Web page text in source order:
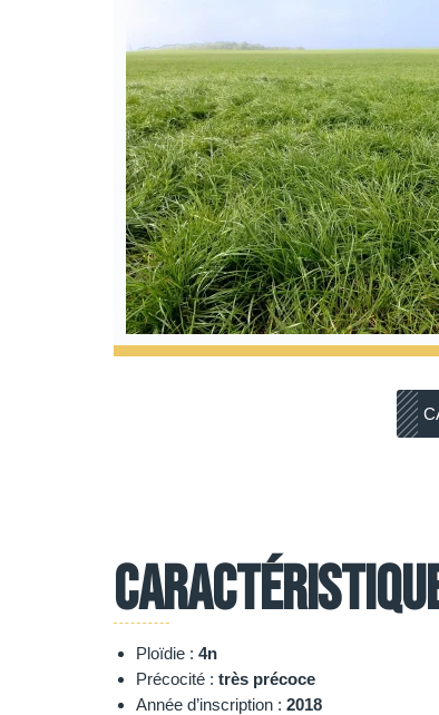
Ploïdie : 4n
Précocité : très précoce
Année d’inscription : 2018